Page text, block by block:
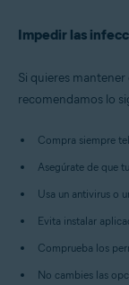
Impedir las
Si quieres
recomendamos lo
Compra siempre
Asegúrate de que
Usa un antivirus o
Evita instalar
Comprueba los
No cambies las